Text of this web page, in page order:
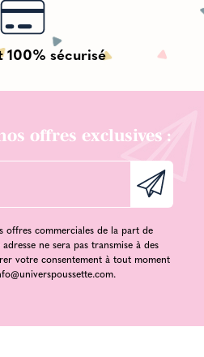
100% sécurisé
offres exclusives :
offres commerciales de la part de
ne sera pas transmise à des
votre consentement à tout moment
.